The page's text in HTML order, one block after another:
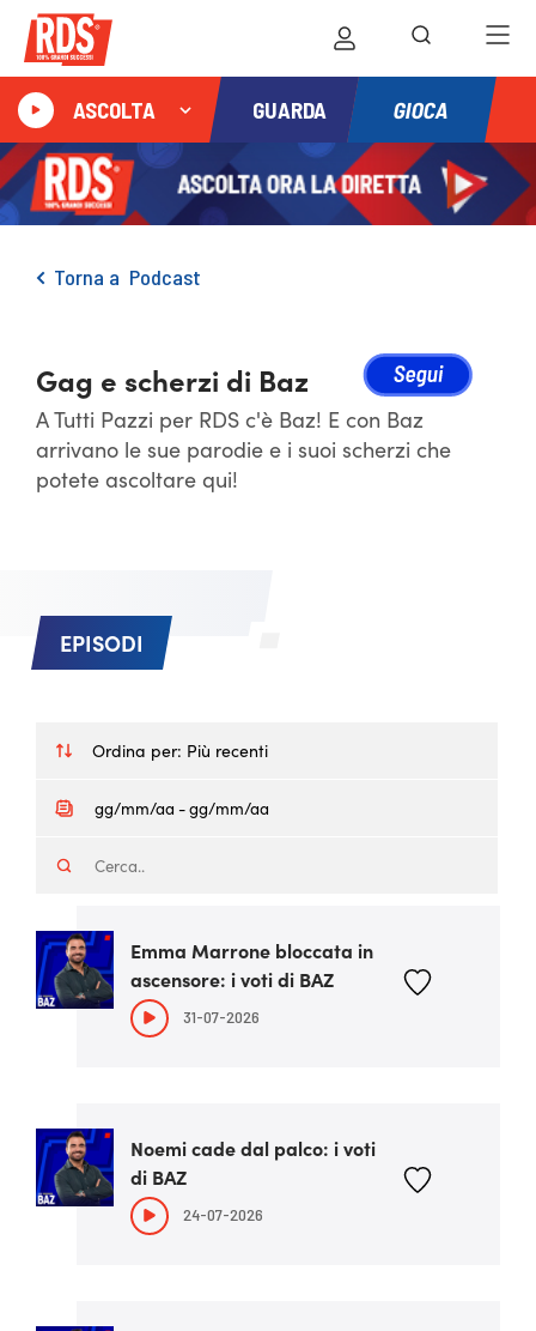
ASCOLTA GUARDA GIOCA
Torna a Podcast
Gag e scherzi di Baz
A Tutti Pazzi per RDS c'è Baz! E con Baz
arrivano le sue parodie e i suoi scherzi che
potete ascoltare qui!
EPISODI
Ordina per: Più recenti
Emma Marrone bloccata in
ascensore: i voti di BAZ
31-07-2026
Noemi cade dal palco: i voti
di BAZ
24-07-2026